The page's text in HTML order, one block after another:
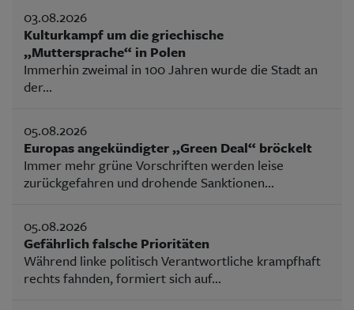
03.08.2026
Kulturkampf um die griechische
„Muttersprache“ in Polen
Immerhin zweimal in 100 Jahren wurde die Stadt an
der...
05.08.2026
Europas angekündigter „Green Deal“ bröckelt
Immer mehr grüne Vorschriften werden leise
zurückgefahren und drohende Sanktionen...
05.08.2026
Gefährlich falsche Prioritäten
Während linke politisch Verantwortliche krampfhaft
rechts fahnden, formiert sich auf...